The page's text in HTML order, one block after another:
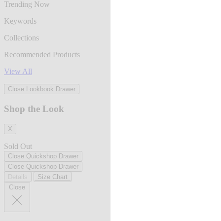
Trending Now
Keywords
Collections
Recommended Products
View All
Close Lookbook Drawer
Shop the Look
X
Sold Out
Close Quickshop Drawer
Close Quickshop Drawer
Size Chart
Close